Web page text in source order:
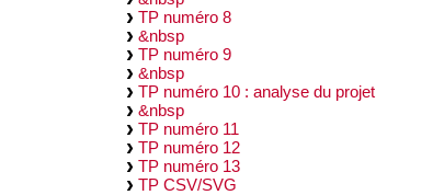
TP numéro 8
&nbsp
TP numéro 9
&nbsp
TP numéro 10 : analyse du projet
&nbsp
TP numéro 11
TP numéro 12
TP numéro 13
TP CSV/SVG